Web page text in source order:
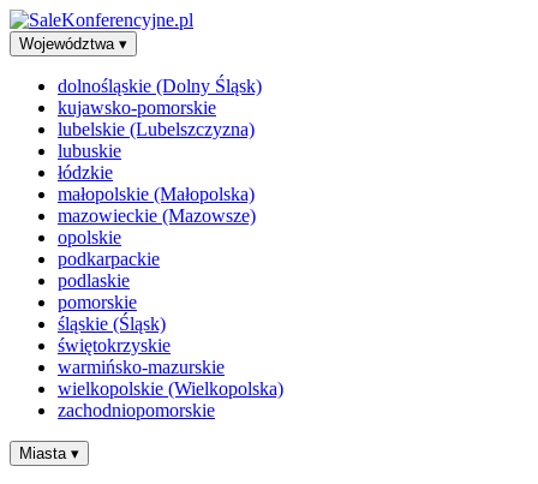
Województwa ▾
dolnośląskie (Dolny Śląsk)
kujawsko-pomorskie
lubelskie (Lubelszczyzna)
lubuskie
łódzkie
małopolskie (Małopolska)
mazowieckie (Mazowsze)
opolskie
podkarpackie
podlaskie
pomorskie
śląskie (Śląsk)
świętokrzyskie
warmińsko-mazurskie
wielkopolskie (Wielkopolska)
zachodniopomorskie
Miasta ▾